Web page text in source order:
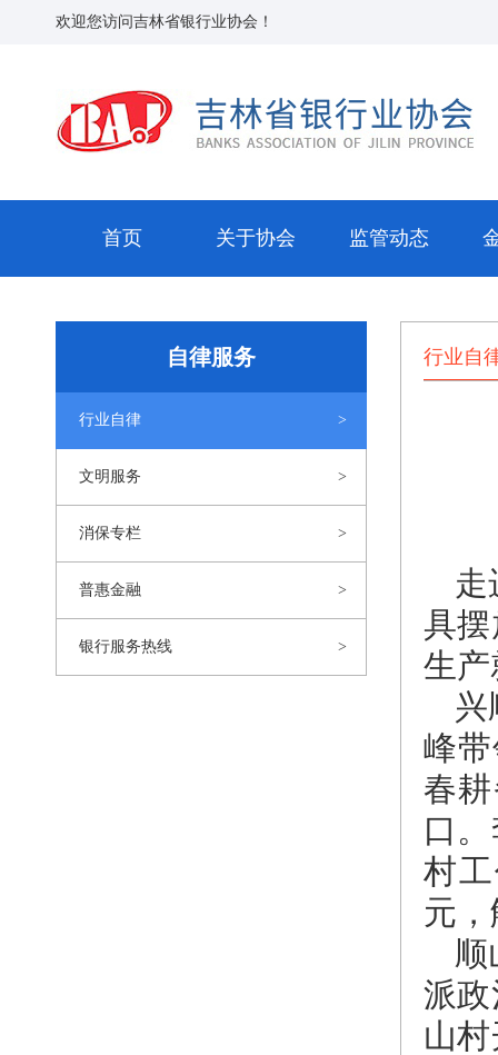
欢迎您访问吉林省银行业协会！
首页 关于协会 监管动态
自律服务
行业自律
文明服务
消保专栏
普惠金融
银行服务热线
行业自
走
具
生产
兴
峰
春
口
村
元
顺
派
山